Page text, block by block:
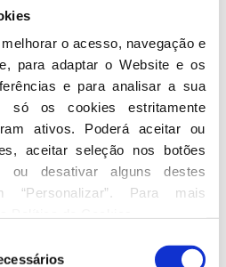
o acesso, navegação e
para adaptar o Website e os
e para analisar a sua
só os cookies estritamente
ativos. Poderá aceitar ou
aceitar seleção nos botões
ou desativar alguns destes
“Personalizar”. Para mais
de Carla Barros